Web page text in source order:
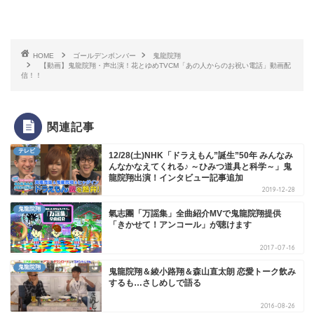
HOME ゴールデンボンバー
鬼龍院翔
【動画】鬼龍院翔・声出演！花とゆめTVCM「あの人からのお祝い電話」動画配
信！！
関連記事
テレビ
12/28(土)NHK「ドラえもん”誕生”50年 みんなみ
んなかなえてくれる♪ ～ひみつ道具と科学～」鬼
龍院翔出演！インタビュー記事追加
2019-12-28
鬼龍院翔
氣志團「万謡集」全曲紹介MVで鬼龍院翔提供
「きかせて！アンコール」が聴けます
2017-07-16
鬼龍院翔
鬼龍院翔＆綾小路翔＆森山直太朗 恋愛トーク飲み
するも…さしめしで語る
2016-08-26